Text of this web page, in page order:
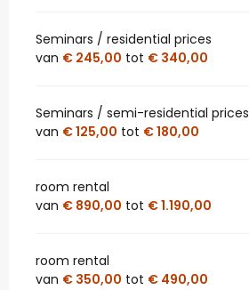
Seminars / residential prices
van € 245,00 tot € 340,00
Seminars / semi-residential prices
van € 125,00 tot € 180,00
room rental
van € 890,00 tot € 1.190,00
room rental
van € 350,00 tot € 490,00